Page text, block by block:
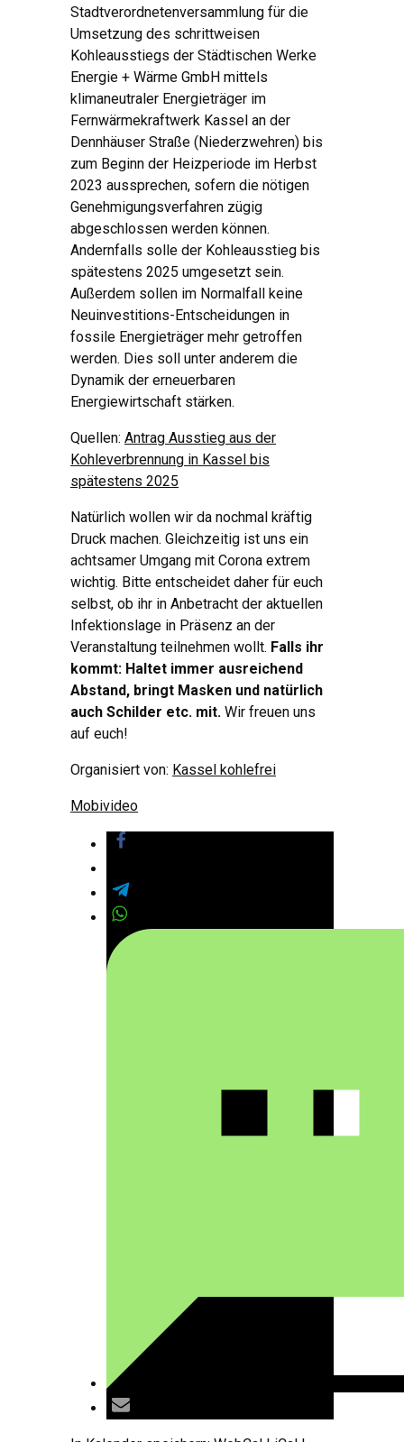
Stadtverordnetenversammlung für die
Umsetzung des schrittweisen
Kohleausstiegs der Städtischen Werke
Energie + Wärme GmbH mittels
klimaneutraler Energieträger im
Fernwärmekraftwerk Kassel an der
Dennhäuser Straße (Niederzwehren) bis
zum Beginn der Heizperiode im Herbst
2023 aussprechen, sofern die nötigen
Genehmigungsverfahren zügig
abgeschlossen werden können.
Andernfalls solle der Kohleausstieg bis
spätestens 2025 umgesetzt sein.
Außerdem sollen im Normalfall keine
Neuinvestitions-Entscheidungen in
fossile Energieträger mehr getroffen
werden. Dies soll unter anderem die
Dynamik der erneuerbaren
Energiewirtschaft stärken.
Quellen: Antrag Ausstieg aus der
Kohleverbrennung in Kassel bis
spätestens 2025
Natürlich wollen wir da nochmal kräftig
Druck machen. Gleichzeitig ist uns ein
achtsamer Umgang mit Corona extrem
wichtig. Bitte entscheidet daher für euch
selbst, ob ihr in Anbetracht der aktuellen
Infektionslage in Präsenz an der
Veranstaltung teilnehmen wollt. Falls ihr
kommt: Haltet immer ausreichend
Abstand, bringt Masken und natürlich
auch Schilder etc. mit. Wir freuen uns
auf euch!
Organisiert von: Kassel kohlefrei
Mobivideo